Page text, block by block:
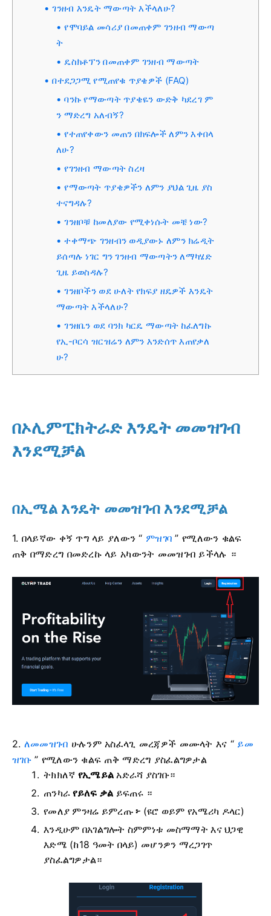
ገንዘብ እንዴት ማውጣት እችላለሁ?
የሞባይል መሳሪያ በመጠቀም ገንዘብ ማውጣ
ት
ዴስክቶፕን በመጠቀም ገንዘብ ማውጣት
በተደጋጋሚ የሚጠየቁ ጥያቄዎች (FAQ)
ባንኩ የማውጣት ጥያቄዬን ውድቅ ካደረገ ም
ን ማድረግ አለብኝ?
የተጠየቀውን መጠን በክፍሎች ለምን እቀበላ
ለሁ?
የገንዘብ ማውጣት ስረዛ
የማውጣት ጥያቄዎችን ለምን ያህል ጊዜ ያስ
ተናግዳሉ?
ገንዘቦቹ ከመለያው የሚቀነሱት መቼ ነው?
ተቀማጭ ገንዘብን ወዲያውኑ ለምን ክሬዲት
ይሰጣሉ ነገር ግን ገንዘብ ማውጣትን ለማካሄድ
ጊዜ ይወስዳሉ?
ገንዘቦችን ወደ ሁለት የክፍያ ዘዴዎች እንዴት
ማውጣት እችላለሁ?
ገንዘቤን ወደ ባንክ ካርዴ ማውጣት ከፈለግኩ
የኢ-ቦርሳ ዝርዝሬን ለምን እንድሰጥ እጠየቃለ
ሁ?
በኦሊምፒክትራድ እንዴት መመዝገብ
እንደሚቻል
በኢሜል እንዴት መመዝገብ እንደሚቻል
1. በላይኛው ቀኝ ጥግ ላይ ያለውን “ ምዝገባ ” የሚለውን ቁልፍ
ጠቅ በማድረግ በመድረኩ ላይ አካውንት መመዝገብ ይችላሉ ።
2. ለመመዝገብ ሁሉንም አስፈላጊ መረጃዎች መሙላት እና “ ይመ
ዝገቡ” የሚለውን ቁልፍ ጠቅ ማድረግ ያስፈልግዎታል
ትክክለኛ የኢሜይል አድራሻ ያስገቡ።
ጠንካራየይለፍ ቃል ይፍጠሩ ።
የመለያ ምንዛሬ ይምረጡ፦ (ዩሮ ወይም የአሜሪካ ዶላር)
እንዲሁም በአገልግሎት ስምምነቱ መስማማት እና ህጋዊ
እድሜ (ከ18 ዓመት በላይ) መሆንዎን ማረጋገጥ
ያስፈልግዎታል።